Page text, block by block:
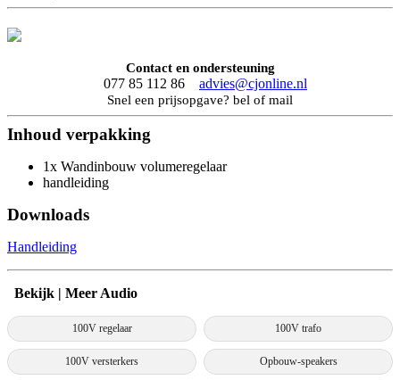
Contact en ondersteuning
077 85 112 86 advies@cjonline.nl
Snel een prijsopgave? bel of mail
Inhoud verpakking
1x Wandinbouw volumeregelaar
handleiding
Downloads
Handleiding
Bekijk | Meer Audio
100V regelaar 100V trafo
100V versterkers Opbouw-speakers